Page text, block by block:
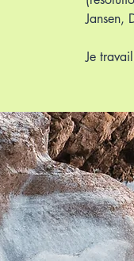
Jansen,
Je